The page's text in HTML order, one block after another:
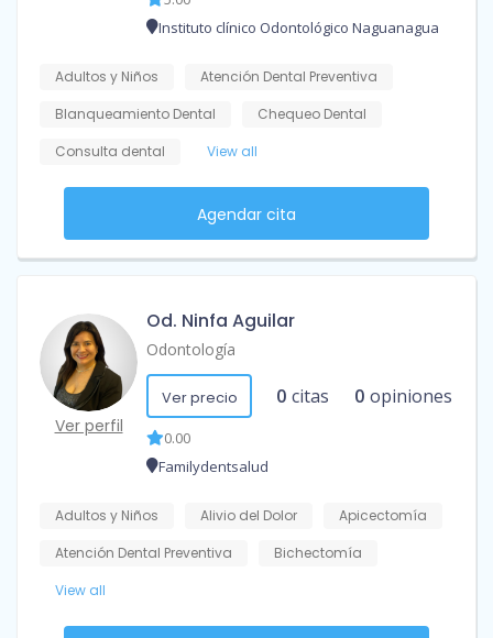
Instituto clínico Odontológico Naguanagua
Adultos y Niños
Atención Dental Preventiva
Blanqueamiento Dental
Chequeo Dental
Consulta dental
View all
Agendar cita
Ver perfil
Od. Ninfa Aguilar
Odontología
Ver precio 0 citas 0 opiniones
0.00
Familydentsalud
Adultos y Niños Alivio del Dolor
Apicectomía
Atención Dental Preventiva
Bichectomía
View all